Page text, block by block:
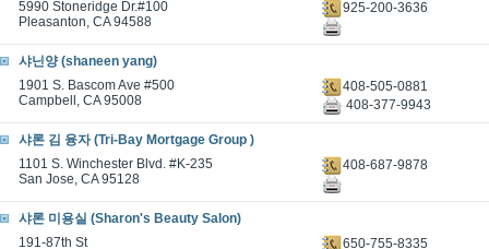
5990 Stoneridge Dr.#100
Pleasanton, CA 94588
925-200-3636
샤닌양 (shaneen yang)
1901 S. Bascom Ave #500
Campbell, CA 95008
408-505-0881
408-377-9943
샤론 김 융자 (Tri-Bay Mortgage Group )
1101 S. Winchester Blvd. #K-235
San Jose, CA 95128
408-687-9878
샤론 미용실 (Sharon's Beauty Salon)
191-87th St
650-755-8335